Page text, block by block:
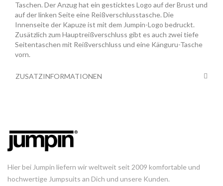
Taschen. Der Anzug hat ein gesticktes Logo auf der Brust und
auf der linken Seite eine Reißverschlusstasche. Die
Innenseite der Kapuze ist mit dem Jumpin-Logo bedruckt.
Zusätzlich zum Hauptreißverschluss gibt es auch zwei tiefe
Seitentaschen mit Reißverschluss und eine Känguru-Tasche
vorn.
ZUSATZINFORMATIONEN
Hier bei Jumpin liefern wir weltweit seit 2009 komfortable und
hochwertige Jumpsuits an Dich und unsere Kunden.